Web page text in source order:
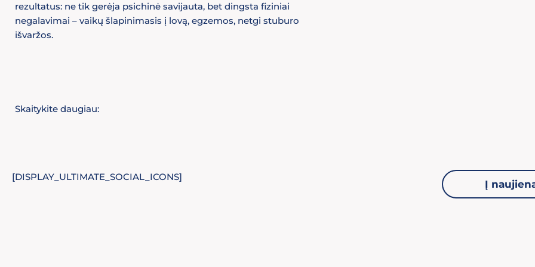
rezultatus: ne tik gerėja psichinė savijauta, bet dingsta fiziniai
negalavimai – vaikų šlapinimasis į lovą, egzemos, netgi stuburo
išvaržos.
Skaitykite daugiau:
[DISPLAY_ULTIMATE_SOCIAL_ICONS]
Į